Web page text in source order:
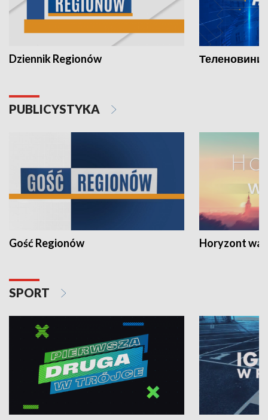
Dziennik Regionów Теленовини
PUBLICYSTYKA
Gość Regionów Horyzont
SPORT